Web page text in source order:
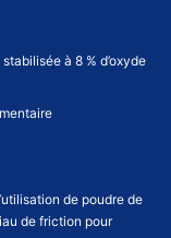
à 8 % d’oxyde
de poudre de
de friction pour